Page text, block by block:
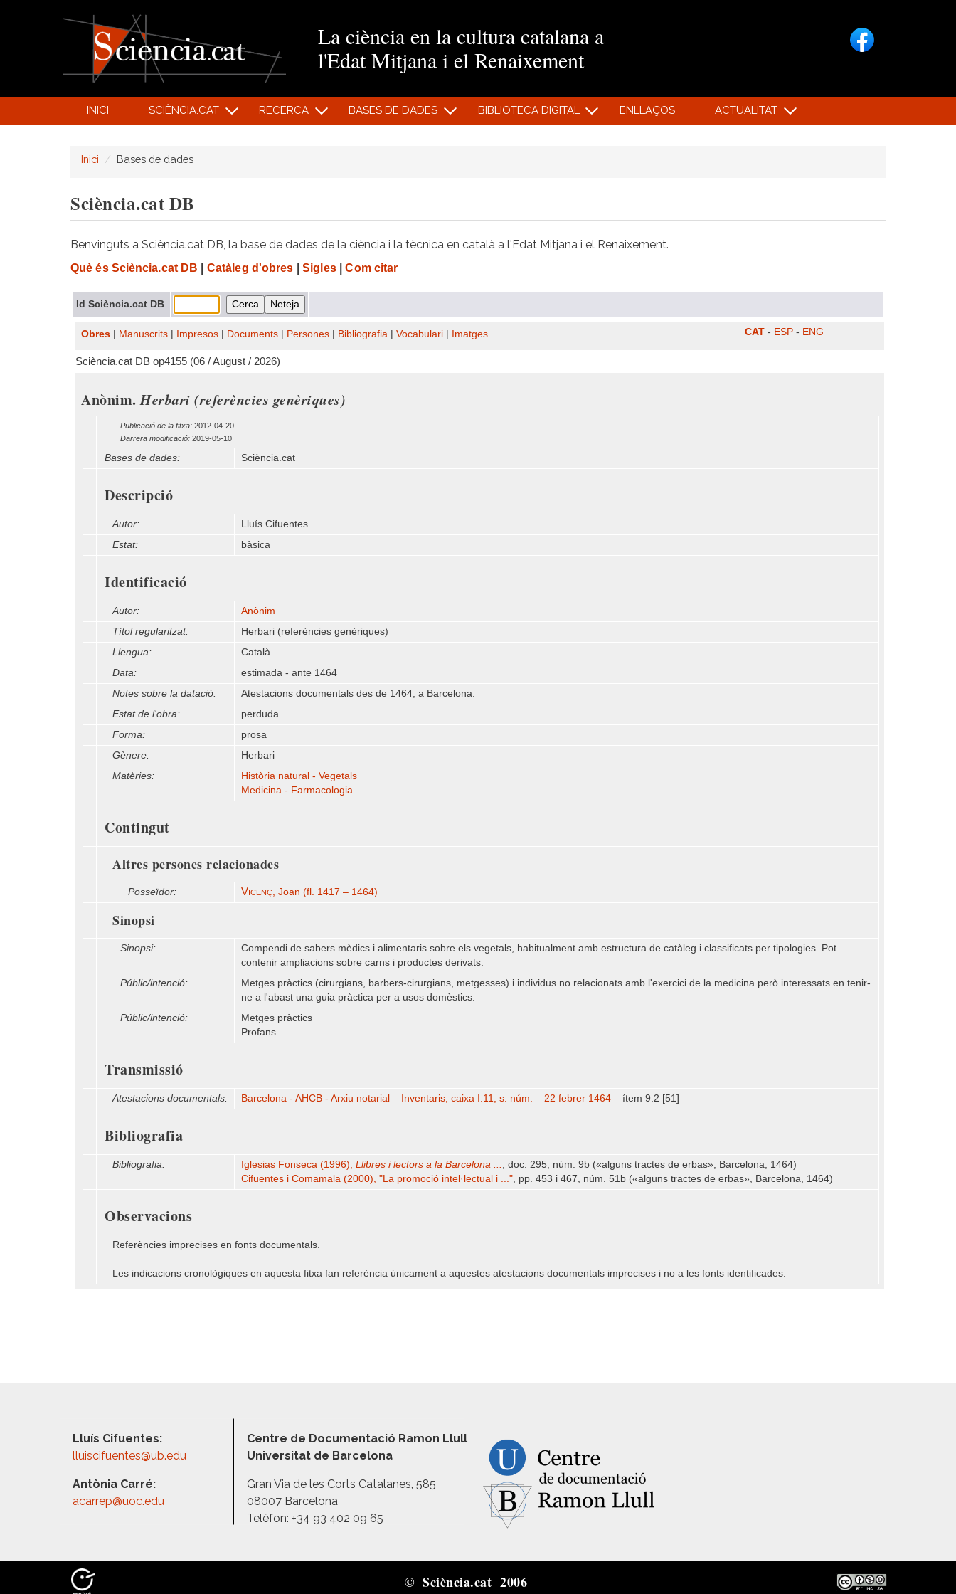
La ciència en la cultura catalana a
l'Edat Mitjana i el Renaixement
INICI SCIÈNCIA.CAT RECERCA BASES DE DADES BIBLIOTECA DIGITAL ENLLAÇOS ACTUALITAT
Inici Bases de dades
Sciència.cat DB
Benvinguts a Sciència.cat DB, la base de dades de la ciència i la tècnica en català a l'Edat Mitjana i el Renaixement.
Què és Sciència.cat DB Catàleg d'obres Sigles| Com citar
Id Sciència.cat DB
Obres Manuscrits Impresos Documents Persones Bibliografia Vocabulari Imatges CAT - ESP - ENG
Sciència.cat DB op4155 (06 / August / 2026)
Anònim.Herbari (referències genèriques)
Publicació de la fitxa: 2012-04-20
Darrera modificació: 2019-05-10
Bases de dades: Sciència.cat
Descripció
Autor:
Lluís Cifuentes
Estat:
bàsica
Identificació
Autor:
Anònim
Títol regularitzat:
Herbari (referències genèriques)
Llengua:
Català
Data:
estimada - ante 1464
Notes sobre la datació:
Atestacions documentals des de 1464, a Barcelona.
Estat de l'obra:
perduda
Forma:
prosa
Gènere:
Herbari
Matèries:
Història natural - Vegetals
Medicina - Farmacologia
Contingut
Altres persones relacionades
Posseïdor: Vicenç, Joan (fl. 1417 – 1464)
Sinopsi
Sinopsi:
Compendi de sabers mèdics i alimentaris sobre els vegetals, habitualment amb estructura de catàleg i classificats per tipologies. Pot
contenir ampliacions sobre carns i productes derivats.
Públic/intenció:
Metges pràctics (cirurgians, barbers-cirurgians, metgesses) i individus no relacionats amb l'exercici de la medicina però interessats en tenir-
ne a l'abast una guia pràctica per a usos domèstics.
Públic/intenció:
Metges pràctics
Profans
Transmissió
Atestacions documentals: Barcelona - AHCB - Arxiu notarial – Inventaris, caixa I.11, s. núm. – 22 febrer 1464 – ítem 9.2 [51]
Bibliografia
Bibliografia: Iglesias Fonseca (1996), Llibres i lectors a la Barcelona ... , doc. 295, núm. 9b («alguns tractes de erbas», Barcelona, 1464)
Cifuentes i Comamala (2000), "La promoció intel·lectual i ...", pp. 453 i 467, núm. 51b («alguns tractes de erbas», Barcelona, 1464)
Observacions
Referències imprecises en fonts documentals.
Les indicacions cronològiques en aquesta fitxa fan referència únicament a aquestes atestacions documentals imprecises i no a les fonts identificades.
Lluís Cifuentes:
lluiscifuentes@ub.edu
Antònia Carré:
acarrep@uoc.edu
Centre de Documentació Ramon Llull
Universitat de Barcelona
Gran Via de les Corts Catalanes, 585
08007 Barcelona
Telèfon: +34 93 402 09 65
© Sciència.cat 2006